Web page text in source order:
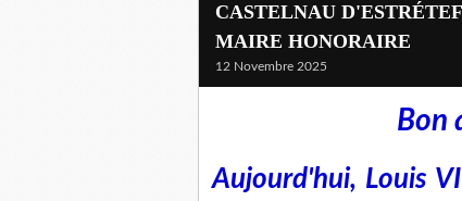
CASTELNAU
MAIRE HONORAIRE
12 Novembre 2025
Bon
Aujourd'hui, Louis